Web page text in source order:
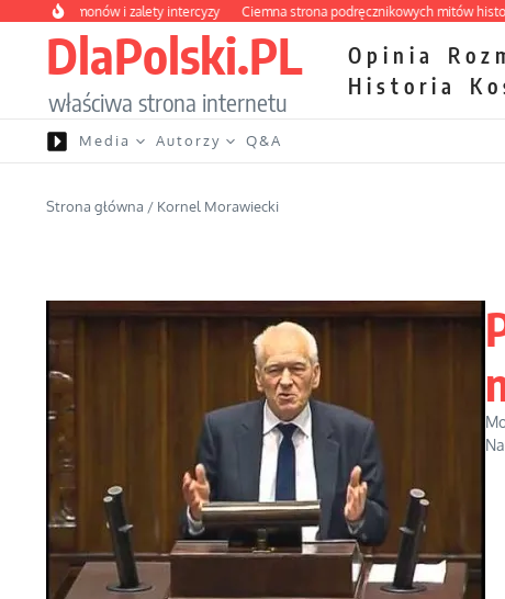
Przejdź do treści
hormonów i zalety intercyzy Ciemna strona podręcznikowych mitów
DlaPolski.PL
właściwa strona internetu
Opinia
Historia
Media Autorzy Q&A
Strona główna / Kornel Morawiecki